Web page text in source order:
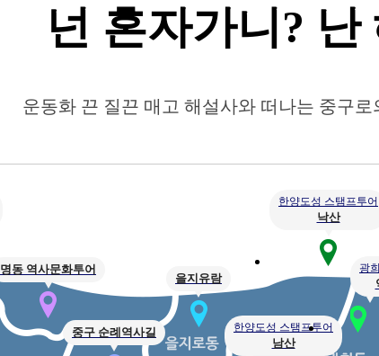
넌 혼자가니? 난
운동화 끈 질끈 매고 해설사와 떠나는 중구
한양도성 스탬프투어
낙산
한양도성 스탬프투어
남산
광
을지유람
중구 순례역사길
명동 역사문화투어